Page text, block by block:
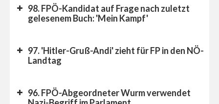
#Helferich
Burschenschaft
98. FPÖ-Kandidat auf Frage nach zuletzt
gelesenem Buch: 'Mein Kampf'
97. 'Hitler-Gruß-Andi' zieht für FP in den NÖ-
Landtag
96. FPÖ-Abgeordneter Wurm verwendet